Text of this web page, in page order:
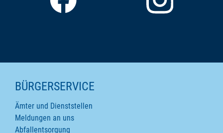
SEITENINHALTE
BÜRGERSERVICE
Ämter und Dienststellen
Meldungen an uns
Abfallentsorgung